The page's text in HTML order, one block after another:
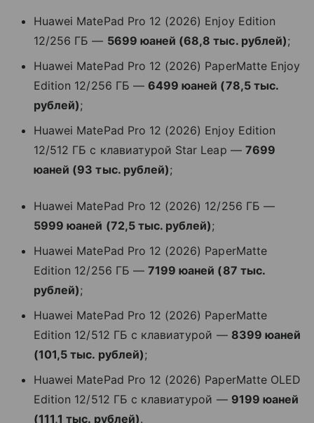
Huawei MatePad Pro 12 (2026) Enjoy Edition
12/256 ГБ — 5699 юаней (68,8 тыс. рублей);
Huawei MatePad Pro 12 (2026) PaperMatte Enjoy
Edition 12/256 ГБ — 6499 юаней (78,5 тыс.
рублей);
Huawei MatePad Pro 12 (2026) Enjoy Edition
12/512 ГБ с клавиатурой Star Leap — 7699
юаней (93 тыс. рублей);
Huawei MatePad Pro 12 (2026) 12/256 ГБ —
5999 юаней (72,5 тыс. рублей);
Huawei MatePad Pro 12 (2026) PaperMatte
Edition 12/256 ГБ — 7199 юаней (87 тыс.
рублей);
Huawei MatePad Pro 12 (2026) PaperMatte
Edition 12/512 ГБ с клавиатурой — 8399 юаней
(101,5 тыс. рублей);
Huawei MatePad Pro 12 (2026) PaperMatte OLED
Edition 12/512 ГБ с клавиатурой — 9199 юаней
(111,1 тыс. рублей).